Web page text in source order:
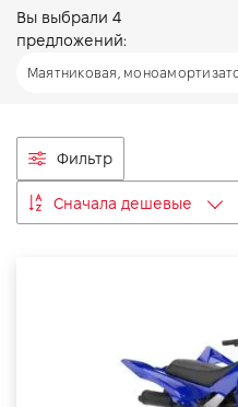
Вы выбрали 4
предложений:
Маятниковая,
Фильтр
Сначала дешевые
Контакты
Підпишись на наш
акціями,